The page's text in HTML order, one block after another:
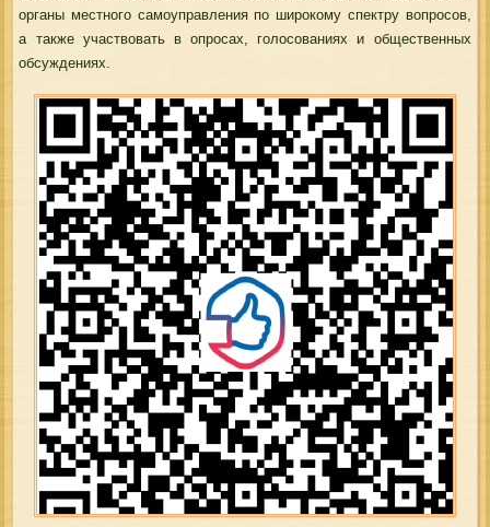
органы местного самоуправления по широкому спектру вопросов,
а также участвовать в опросах, голосованиях и общественных
обсуждениях.